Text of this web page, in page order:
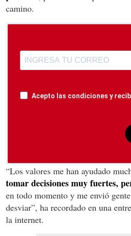
camino.
Acepto las condiciones y
“Los valores me han ayudado
tomar decisiones muy fuertes,
en todo momento y me envió
desviar”, ha recordado en una
la internet.